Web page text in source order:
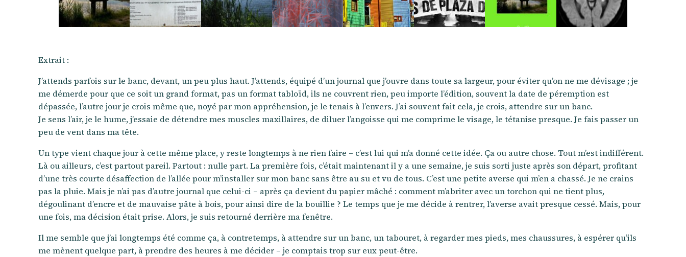
Extrait :
J’attends parfois sur le banc, devant, un peu plus haut. J’attends, équipé d’un journal que j’ouvre dans toute sa largeur, pour éviter qu’on ne me dévisage ; je
me démerde pour que ce soit un grand format, pas un format tabloïd, ils ne couvrent rien, peu importe l’édition, souvent la date de péremption est
dépassée, l’autre jour je crois même que, noyé par mon appréhension, je le tenais à l’envers. J’ai souvent fait cela, je crois, attendre sur un banc.
Je sens l’air, je le hume, j’essaie de détendre mes muscles maxillaires, de diluer l’angoisse qui me comprime le visage, le tétanise presque. Je fais passer un
peu de vent dans ma tête.
Un type vient chaque jour à cette même place, y reste longtemps à ne rien faire – c’est lui qui m’a donné cette idée. Ça ou autre chose. Tout m’est indifférent.
Là ou ailleurs, c’est partout pareil. Partout : nulle part. La première fois, c’était maintenant il y a une semaine, je suis sorti juste après son départ, profitant
d’une très courte désaffection de l’allée pour m’installer sur mon banc sans être au su et vu de tous. C’est une petite averse qui m’en a chassé. Je ne crains
pas la pluie. Mais je n’ai pas d’autre journal que celui-ci – après ça devient du papier mâché : comment m’abriter avec un torchon qui ne tient plus,
dégoulinant d’encre et de mauvaise pâte à bois, pour ainsi dire de la bouillie ? Le temps que je me décide à rentrer, l’averse avait presque cessé. Mais, pour
une fois, ma décision était prise. Alors, je suis retourné derrière ma fenêtre.
Il me semble que j’ai longtemps été comme ça, à contretemps, à attendre sur un banc, un tabouret, à regarder mes pieds, mes chaussures, à espérer qu’ils
me mènent quelque part, à prendre des heures à me décider – je comptais trop sur eux peut-être.